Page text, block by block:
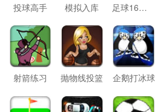
投球高手 模拟入库 足球16强晋级赛
射箭练习 抛物线投篮 企鹅打冰球